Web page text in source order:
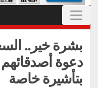
بشرة خير..
دعوة أصدقائهم
بتأشيرة خاصة